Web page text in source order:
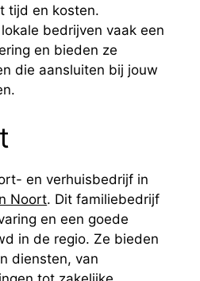
tijd en kosten.
bedrijven vaak een
en bieden ze
die aansluiten bij jouw
en verhuisbedrijf in
Noort. Dit familiebedrijf
en een goede
in de regio. Ze bieden
diensten, van